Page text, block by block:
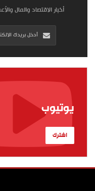
أخبار الاقتصاد والمال
يوتيوب
اشترك